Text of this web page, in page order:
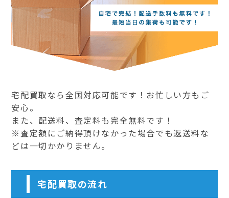
宅配買取なら全国対応可能です！お忙しい方もご
安心。
また、配送料、査定料も完全無料です！
※査定額にご納得頂けなかった場合でも返送料な
どは一切かかりません。
宅配買取の流れ